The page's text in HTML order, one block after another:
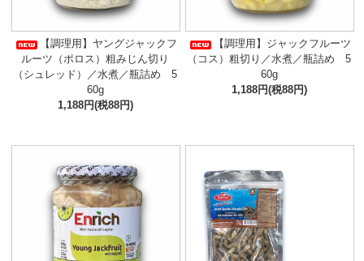
【調理用】ヤングジャックフ
ルーツ（ポロス）粗みじん切り
（シュレッド）／水煮／瓶詰め 5
60g
1,188円(税88円)
【調理用】ジャックフルーツ
（コス）粗切り／水煮／瓶詰め 5
60g
1,188円(税88円)